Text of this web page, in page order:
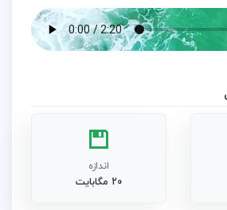
اندازه
20 مگابایت